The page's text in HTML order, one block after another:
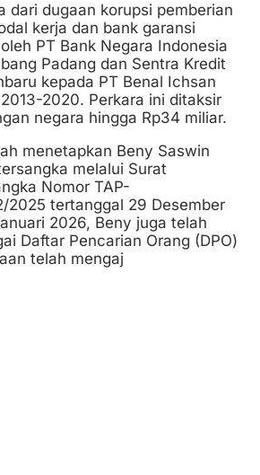
dari dugaan korupsi pemberian
kerja dan bank garansi
PT Bank Negara Indonesia
Padang dan Sentra Kredit
kepada PT Benal Ichsan
2020. Perkara ini ditaksir
negara hingga Rp34 miliar.
menetapkan Beny Saswin
melalui Surat
Nomor TAP-
2025 tertanggal 29 Desember
2026, Beny juga telah
Daftar Pencarian Orang (DPO)
telah mengaj